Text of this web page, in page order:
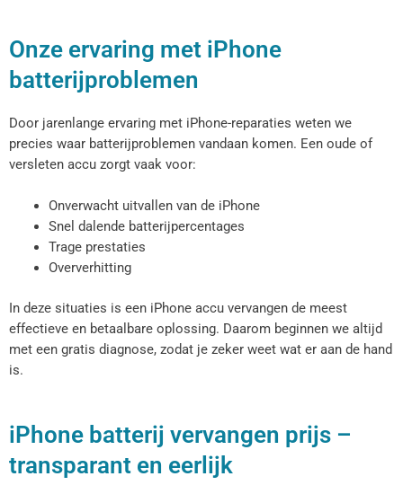
Onze ervaring met iPhone
batterijproblemen
Door jarenlange ervaring met iPhone-reparaties weten we
precies waar batterijproblemen vandaan komen. Een oude of
versleten accu zorgt vaak voor:
Onverwacht uitvallen van de iPhone
Snel dalende batterijpercentages
Trage prestaties
Oververhitting
In deze situaties is een iPhone accu vervangen de meest
effectieve en betaalbare oplossing. Daarom beginnen we altijd
met een gratis diagnose, zodat je zeker weet wat er aan de hand
is.
iPhone batterij vervangen prijs –
transparant en eerlijk